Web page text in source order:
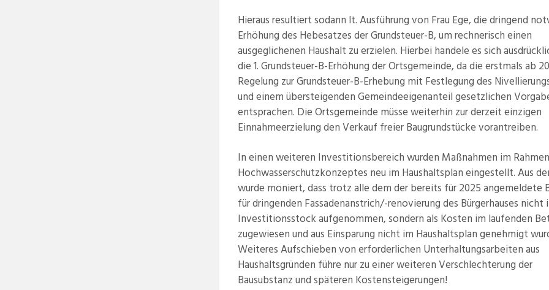
Hieraus resultiert sodann lt. Ausführung von Frau Ege, die dringend
Erhöhung des Hebesatzes der Grundsteuer-B, um rechnerisch einen
ausgeglichenen Haushalt zu erzielen. Hierbei handele es sich
die 1. Grundsteuer-B-Erhöhung der Ortsgemeinde, da die erstmals ab
Regelung zur Grundsteuer-B-Erhebung mit Festlegung des
und einem übersteigenden Gemeindeeigenanteil gesetzlichen
entsprachen. Die Ortsgemeinde müsse weiterhin zur derzeit einzigen
Einnahmeerzielung den Verkauf freier Baugrundstücke vorantreiben.
In einen weiteren Investitionsbereich wurden Maßnahmen im
Hochwasserschutzkonzeptes neu im Haushaltsplan eingestellt. Aus
wurde moniert, dass trotz alle dem der bereits für 2025 angemeldete
für dringenden Fassadenanstrich/-renovierung des Bürgerhauses nicht
Investitionsstock aufgenommen, sondern als Kosten im laufenden
zugewiesen und aus Einsparung nicht im Haushaltsplan genehmigt
Weiteres Aufschieben von erforderlichen Unterhaltungsarbeiten aus
Haushaltsgründen führe nur zu einer weiteren Verschlechterung der
Bausubstanz und späteren Kostensteigerungen!